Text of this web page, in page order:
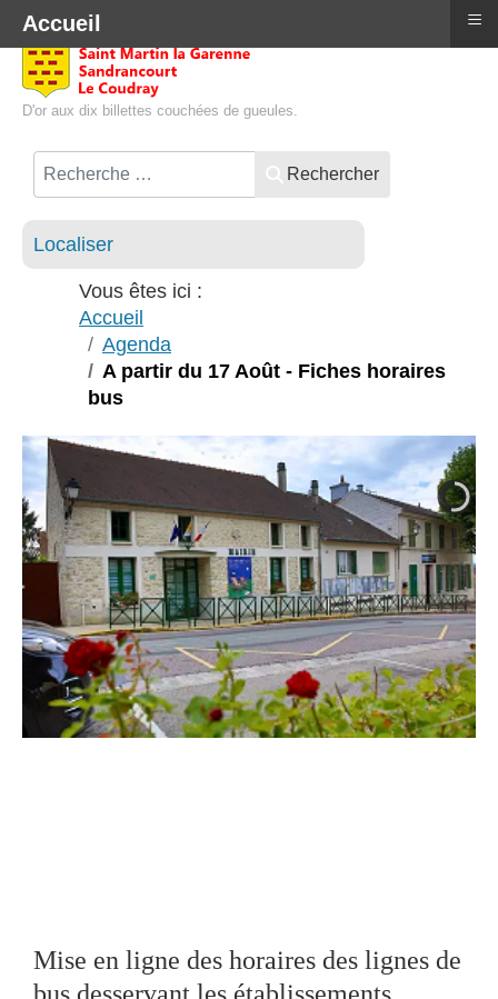
D'or aux dix billettes couchées de gueules.
Rechercher
Localiser
Vous êtes ici :
Accueil
Agenda
A partir du 17 Août - Fiches horaires
bus
Mise en ligne des horaires des lignes de
bus desservant les établissements
Accueil ≡